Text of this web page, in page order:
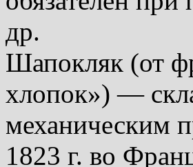
др.
Шапокляк (от
хлопок») —
механическим
1823 г. во